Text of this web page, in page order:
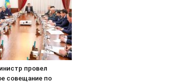
провел
совещание по